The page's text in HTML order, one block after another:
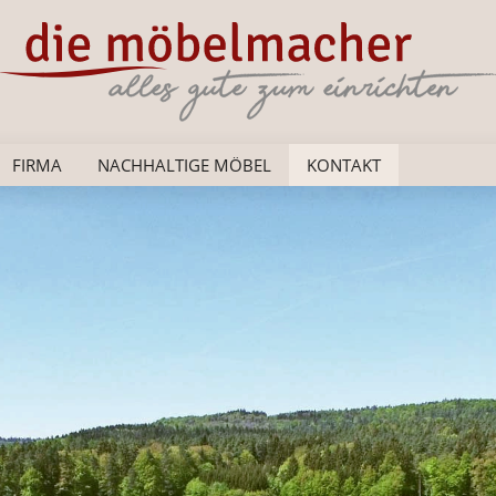
FIRMA NACHHALTIGE MÖBEL KONTAKT(CURRENT)